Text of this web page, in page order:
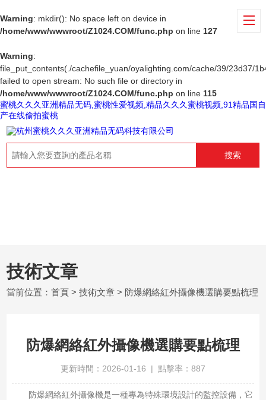
Warning: mkdir(): No space left on device in
/home/www/wwwroot/Z1024.COM/func.php on line 127
Warning:
file_put_contents(./cachefile_yuan/oyalighting.com/cache/39/23d37/
failed to open stream: No such file or directory in
/home/www/wwwroot/Z1024.COM/func.php on line 115
蜜桃久久久亚洲精品无码,蜜桃性爱视频,精品久久久蜜桃视频,91精品国自
产在线偷拍蜜桃
搜索
技術文章
當前位置：首頁 >技術文章 > 防爆網絡紅外攝像機選購要點梳理
防爆網絡紅外攝像機選購要點梳理
更新時間：2026-01-16 | 點擊率：887
防爆網絡紅外攝像機是一種專為特殊環境設計的監控設備，它